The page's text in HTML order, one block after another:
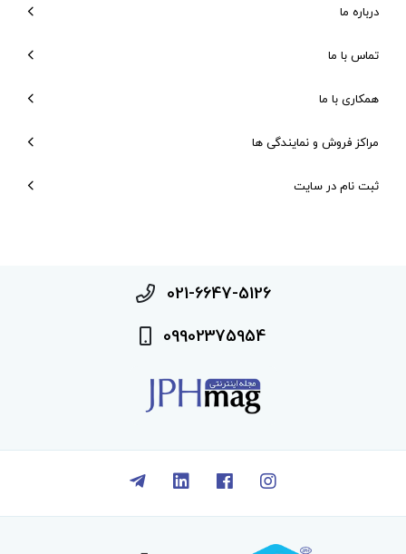
درباره ما
تماس با ما
همکاری با ما
مراکز فروش و نمایندگی ها
ثبت نام در سایت
021-6647-5126
09902375954